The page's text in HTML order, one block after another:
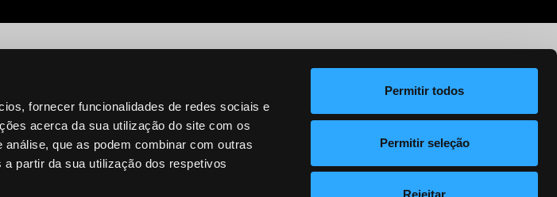
fornecer funcionalidades de redes sociais e
acerca da sua utilização do site com os
que as podem combinar com outras
partir da sua utilização dos respetivos
Permitir todos
Permitir seleção
Rejeitar